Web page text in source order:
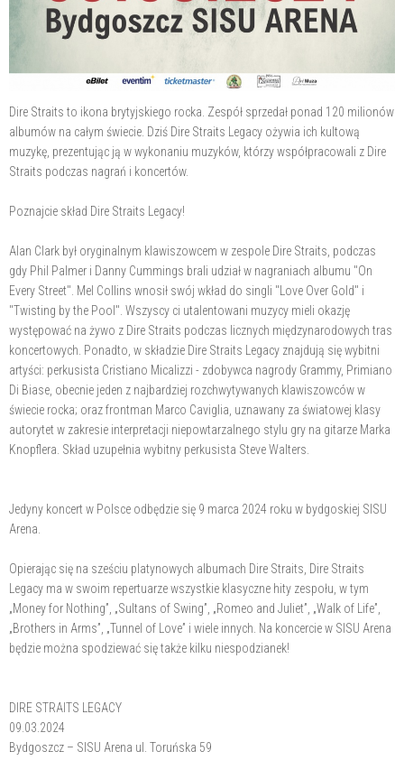
Dire Straits to ikona brytyjskiego rocka. Zespół sprzedał ponad 120 milionów
albumów na całym świecie. Dziś Dire Straits Legacy ożywia ich kultową
muzykę, prezentując ją w wykonaniu muzyków, którzy współpracowali z Dire
Straits podczas nagrań i koncertów.
Poznajcie skład Dire Straits Legacy!
Alan Clark był oryginalnym klawiszowcem w zespole Dire Straits, podczas
gdy Phil Palmer i Danny Cummings brali udział w nagraniach albumu "On
Every Street". Mel Collins wnosił swój wkład do singli "Love Over Gold" i
"Twisting by the Pool". Wszyscy ci utalentowani muzycy mieli okazję
występować na żywo z Dire Straits podczas licznych międzynarodowych tras
koncertowych. Ponadto, w składzie Dire Straits Legacy znajdują się wybitni
artyści: perkusista Cristiano Micalizzi - zdobywca nagrody Grammy, Primiano
Di Biase, obecnie jeden z najbardziej rozchwytywanych klawiszowców w
świecie rocka; oraz frontman Marco Caviglia, uznawany za światowej klasy
autorytet w zakresie interpretacji niepowtarzalnego stylu gry na gitarze Marka
Knopflera. Skład uzupełnia wybitny perkusista Steve Walters.
Jedyny koncert w Polsce odbędzie się 9 marca 2024 roku w bydgoskiej SISU
Arena.
Opierając się na sześciu platynowych albumach Dire Straits, Dire Straits
Legacy ma w swoim repertuarze wszystkie klasyczne hity zespołu, w tym
„Money for Nothing”, „Sultans of Swing”, „Romeo and Juliet”, „Walk of Life”,
„Brothers in Arms”, „Tunnel of Love” i wiele innych. Na koncercie w SISU Arena
będzie można spodziewać się także kilku niespodzianek!
DIRE STRAITS LEGACY
09.03.2024
Bydgoszcz – SISU Arena ul. Toruńska 59